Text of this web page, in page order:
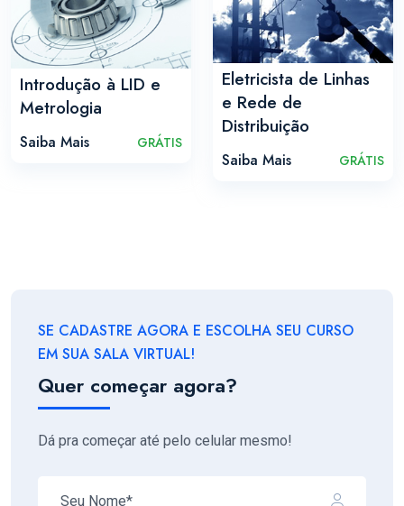
Introdução à LID e
Metrologia
Saiba Mais GRÁTIS
Eletricista de Linhas
e Rede de
Distribuição
Saiba Mais GRÁTIS
SE CADASTRE AGORA E ESCOLHA SEU CURSO
EM SUA SALA VIRTUAL!
Quer começar agora?
Dá pra começar até pelo celular mesmo!